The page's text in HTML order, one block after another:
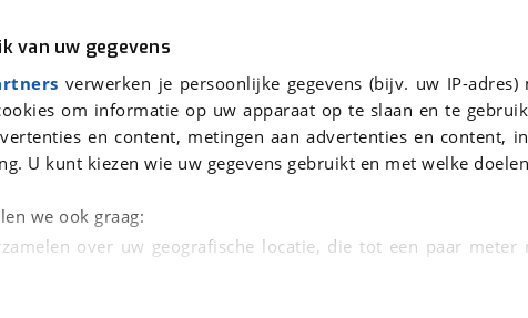
van uw gegevens
verwerken je persoonlijke gegevens (bijv. uw IP-adres)
om informatie op uw apparaat op te slaan en te
en content, metingen aan advertenties en content,
U kunt kiezen wie uw gegevens gebruikt en met welke
we ook graag:
over uw geografische locatie, die tot een paar meter